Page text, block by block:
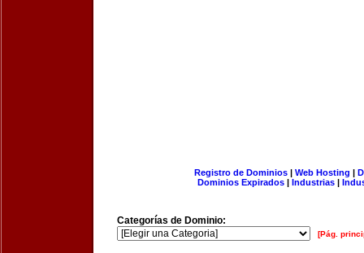
Registro de Dominios| Web Hosting |
Dominios Expirados | Industrias |
Categorías de Dominio:
[Pág.